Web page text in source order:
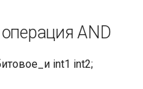
AND
int1 int2;